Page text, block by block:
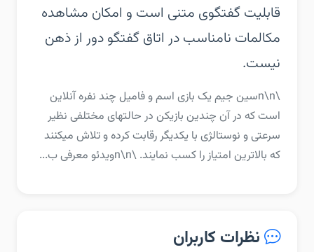
قابلیت گفتگوی متنی است و امکان مشاهده
مکالمات نامناسب در اتاق گفتگو دور از ذهن
نیست.
\n\nسین جیم یک بازی اسم و فامیل چند نفره آنلاین
است که در آن چندین بازیکن در حالتهای مختلفی نظیر
سرعتی و نوستالژی با یکدیگر رقابت کرده و تلاش میکنند
که بالاترین امتیاز را کسب نمایند. \n\nویدئو معرفی ب...
نظرات کاربران